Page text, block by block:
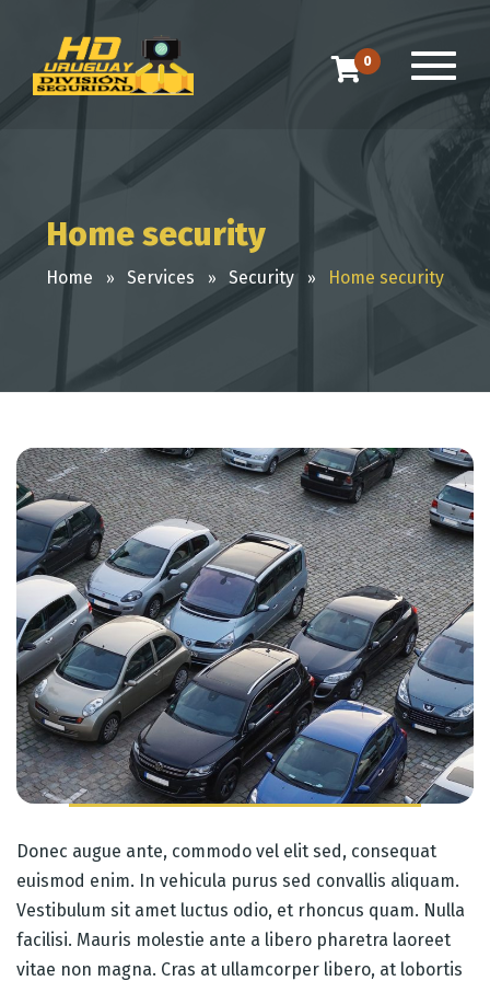
0
Home security
Home Services Security Home security
Donec augue ante, commodo vel elit sed, consequat
euismod enim. In vehicula purus sed convallis aliquam.
Vestibulum sit amet luctus odio, et rhoncus quam. Nulla
facilisi. Mauris molestie ante a libero pharetra laoreet
vitae non magna. Cras at ullamcorper libero, at lobortis